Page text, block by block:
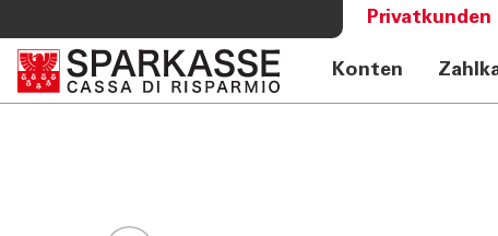
Privatkunden
Konten
Online Banking Privatkunden